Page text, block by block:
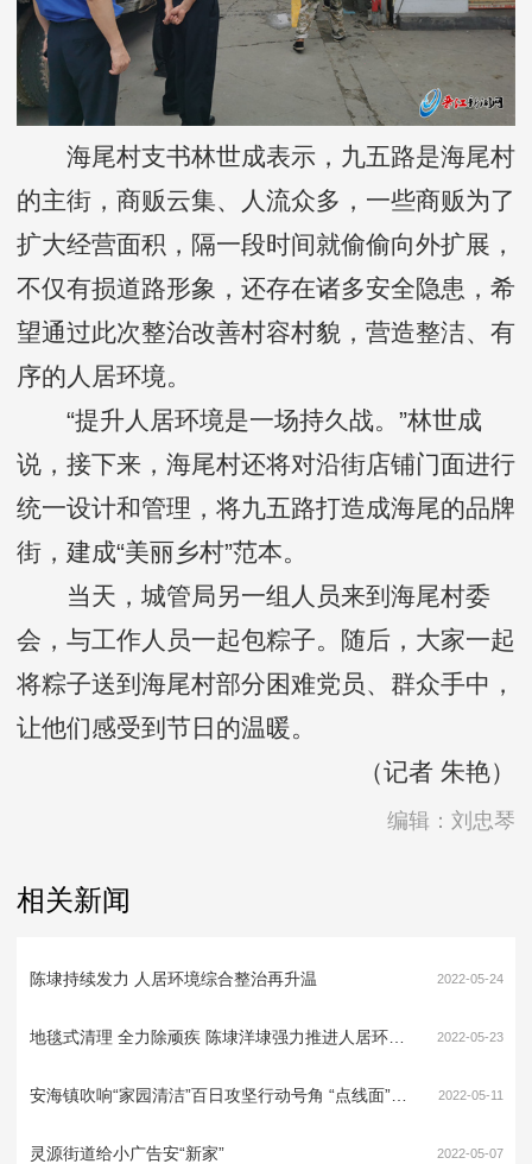
海尾村支书林世成表示，九五路是海尾村
的主街，商贩云集、人流众多，一些商贩为了
扩大经营面积，隔一段时间就偷偷向外扩展，
不仅有损道路形象，还存在诸多安全隐患，希
望通过此次整治改善村容村貌，营造整洁、有
序的人居环境。
“提升人居环境是一场持久战。”林世成
说，接下来，海尾村还将对沿街店铺门面进行
统一设计和管理，将九五路打造成海尾的品牌
街，建成“美丽乡村”范本。
当天，城管局另一组人员来到海尾村委
会，与工作人员一起包粽子。随后，大家一起
将粽子送到海尾村部分困难党员、群众手中，
让他们感受到节日的温暖。
（记者 朱艳）
编辑：刘忠琴
相关新闻
陈埭持续发力 人居环境综合整治再升温 2022-05-24
地毯式清理 全力除顽疾 陈埭洋埭强力推进人居环境综合整治 2022-05-23
安海镇吹响“家园清洁”百日攻坚行动号角 “点线面”大整治 提升村容村貌 2022-05-11
灵源街道给小广告安“新家” 2022-05-07